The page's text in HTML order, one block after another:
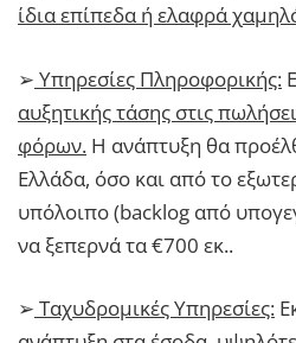
ίδια επίπεδα ή ελαφρά
➢ Υπηρεσίες Πληροφορικής:
αυξητικής τάσης στις
φόρων. Η ανάπτυξη θα
Ελλάδα, όσο και από το
υπόλοιπο (backlog από
να ξεπερνά τα €700 εκ..
➢ Ταχυδρομικές Υπηρεσίες: